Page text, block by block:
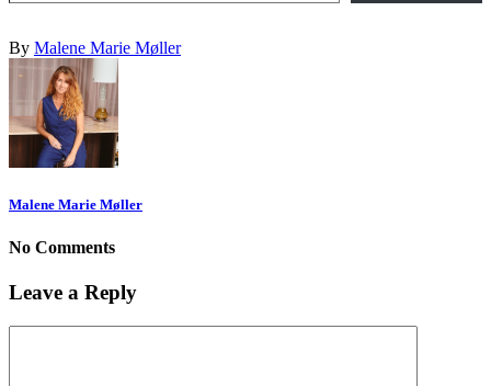
By Malene Marie Møller
Malene Marie Møller
No Comments
Leave a Reply